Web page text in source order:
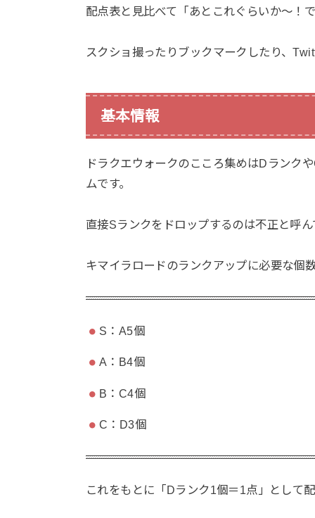
配点表と見比べて「あとこれぐらいか〜！
スクショ撮ったりブックマークしたり、
基本情報
ドラクエウォークのこころ集めはDランク
ムです。
直接Sランクをドロップするのは不正と呼
キマイラロードのランクアップに必要な個
S：A5個
A：B4個
B：C4個
C：D3個
これをもとに「Dランク1個＝1点」として